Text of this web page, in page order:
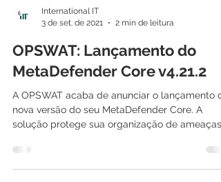
3 de set. de 2021
2 min de leitura
OPSWAT: Lançamento do
MetaDefender Core v4.21.2
nova versão do seu MetaDefender Core. A
solução protege sua organização de